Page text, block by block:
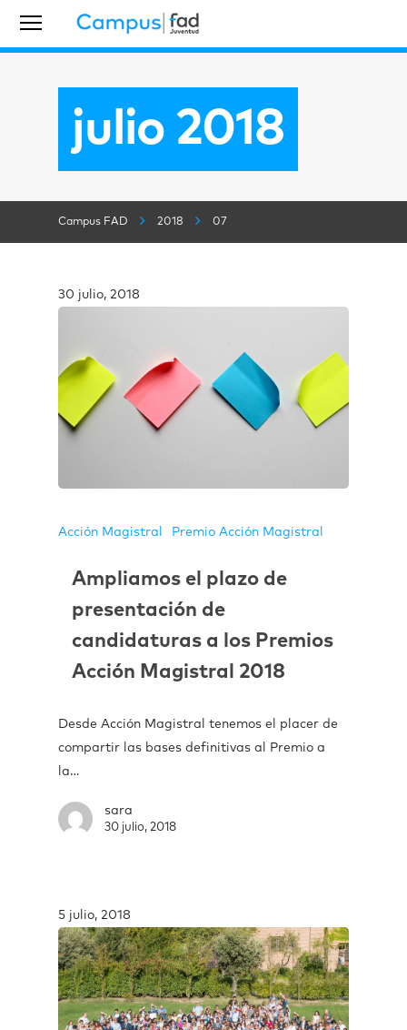
julio 2018
Campus FAD 2018 07
30 julio, 2018
Acción Magistral Premio Acción Magistral
Ampliamos el plazo de
presentación de
candidaturas a los Premios
Acción Magistral 2018
Desde Acción Magistral tenemos el placer de
compartir las bases definitivas al Premio a
la…
sara
30 julio, 2018
5 julio, 2018